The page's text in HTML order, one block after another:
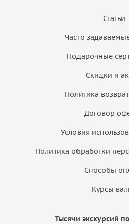
Статьи
Часто
Подарочные
Скидки и
Политика
Договор
Условия
Политика обработки
Способы
Курсы
Тысячи экскурсий